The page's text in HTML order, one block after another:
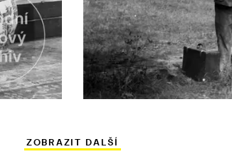
ZOBRAZIT DALŠÍ